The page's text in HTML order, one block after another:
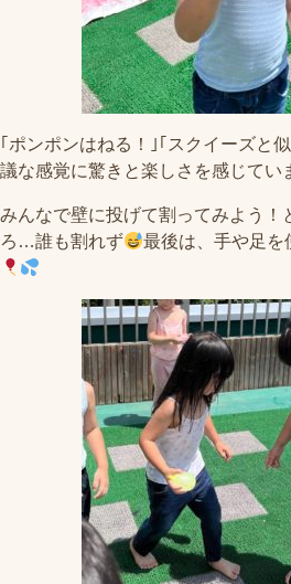
｢ポンポンはねる！｣｢スクイーズと
議な感覚に驚きと楽しさを感じてい
みんなで壁に投げて割ってみよう！
ろ …誰も割れず 最後は、手や足を